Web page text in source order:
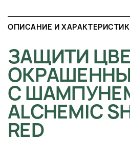
ОПИСАНИЕ И
ЗАЩИТИ
С ШАМПУНЕМ
ALCHEMIC
RED